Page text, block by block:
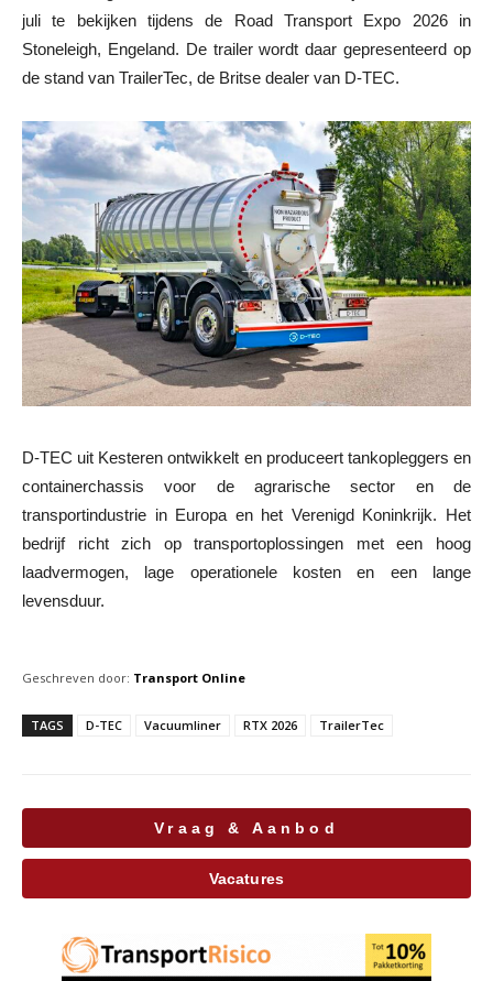
juli te bekijken tijdens de Road Transport Expo 2026 in
Stoneleigh, Engeland. De trailer wordt daar gepresenteerd op
de stand van TrailerTec, de Britse dealer van D-TEC.
D-TEC uit Kesteren ontwikkelt en produceert tankopleggers en
containerchassis voor de agrarische sector en de
transportindustrie in Europa en het Verenigd Koninkrijk. Het
bedrijf richt zich op transportoplossingen met een hoog
laadvermogen, lage operationele kosten en een lange
levensduur.
Geschreven door: Transport Online
TAGS D-TEC Vacuumliner RTX 2026 TrailerTec
Vraag & Aanbod
Vacatures